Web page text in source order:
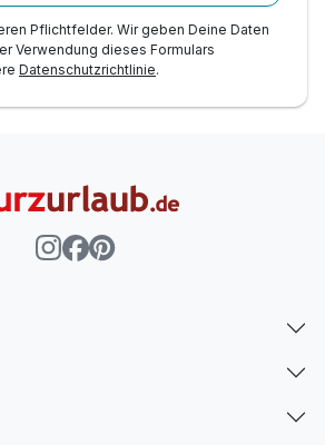
Pflichtfelder. Wir geben Deine Daten
Verwendung dieses Formulars
Datenschutzrichtlinie.